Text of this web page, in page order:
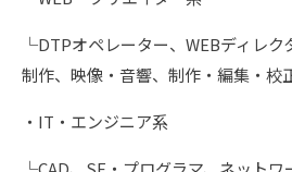
└DTPオペレーター、WEBディレク
制作、映像・音響、制作・編集・校
・IT・エンジニア系